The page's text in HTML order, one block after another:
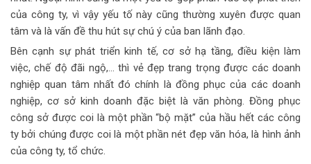
của công ty, vì vậy yếu tố này cũng thường xuyên được quan
tâm và là vấn đề thu hút sự chú ý của ban lãnh đạo.
Bên cạnh sự phát triển kinh tế, cơ sở hạ tầng, điều kiện làm
việc, chế độ đãi ngộ,… thì vẻ đẹp trang trọng được các doanh
nghiệp quan tâm nhất đó chính là đồng phục của các doanh
nghiệp, cơ sở kinh doanh đặc biệt là văn phòng. Đồng phục
công sở được coi là một phần “bộ mặt” của hầu hết các công
ty bởi chúng được coi là một phần nét đẹp văn hóa, là hình ảnh
của công ty, tổ chức.